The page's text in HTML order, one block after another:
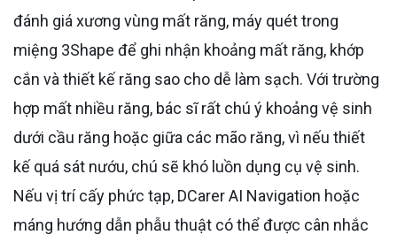
đánh giá xương vùng mất răng, máy quét trong
miệng 3Shape để ghi nhận khoảng mất răng, khớp
cắn và thiết kế răng sao cho dễ làm sạch. Với trường
hợp mất nhiều răng, bác sĩ rất chú ý khoảng vệ sinh
dưới cầu răng hoặc giữa các mão răng, vì nếu thiết
kế quá sát nướu, chú sẽ khó luồn dụng cụ vệ sinh.
Nếu vị trí cấy phức tạp, DCarer AI Navigation hoặc
máng hướng dẫn phẫu thuật có thể được cân nhắc